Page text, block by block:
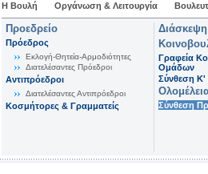
Η Βουλή Οργάνωση & Λειτουργία
Προεδρείο
Πρόεδρος
Εκλογή-Θητεία-Αρμοδιότητες
Διατελέσαντες Πρόεδροι
Αντιπρόεδροι
Διατελέσαντες Αντιπρόεδροι
Κοσμήτορες & Γραμματείς
Γραφεία
Ομάδων
Σύνθεση K'
Σύνθεση